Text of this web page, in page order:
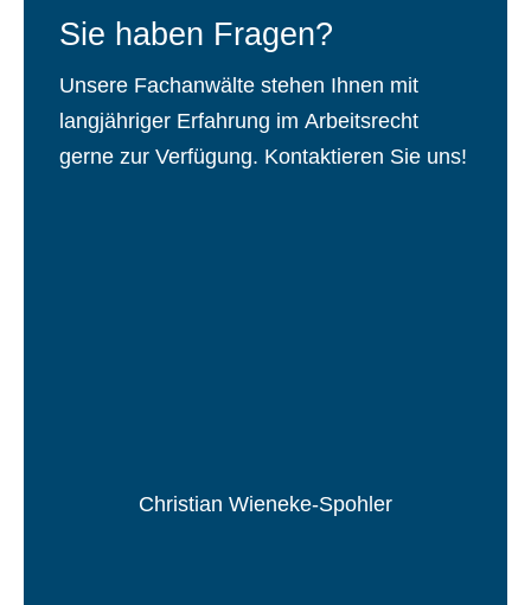
Sie haben Fragen?
Unsere Fachanwälte stehen Ihnen mit
langjähriger Erfahrung im Arbeitsrecht
gerne zur Verfügung. Kontaktieren Sie uns!
Christian Wieneke-Spohler